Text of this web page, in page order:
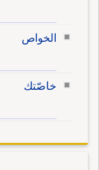
الخواص
خاصّتك